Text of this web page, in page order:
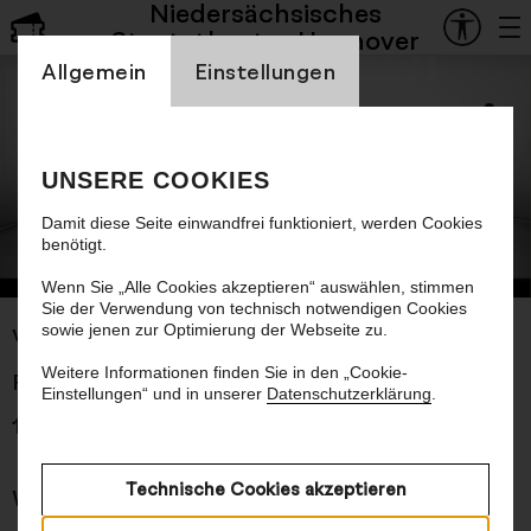
Einstellung Cookienbanner
Allgemein
Einstellungen
UNSERE COOKIES
Damit diese Seite einwandfrei funktioniert, werden Cookies
benötigt.
Wenn Sie „Alle Cookies akzeptieren“ auswählen, stimmen
Sie der Verwendung von technisch notwendigen Cookies
sowie jenen zur Optimierung der Webseite zu.
Weitere Informationen finden Sie in den „Cookie-
Einstellungen“ und in unserer Datenschutzerklärung
Technische Cookies akzeptieren
Niedersächsisches
Staatstheater Hannover
Schauspiel
Mit anderen
Augen
Ein musikalischer Abend über das
von Selen Kara und Torsten Kindermann
Premiere 13.09.2025
1 Std. 30 Min., keine Pause
Worum es geht